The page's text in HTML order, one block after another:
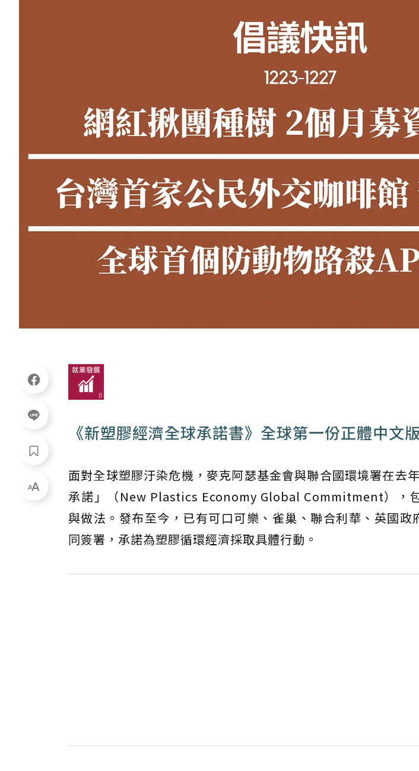
《新塑膠經濟全球承諾書》全球第一份正體中文
面對全球塑膠汙染危機，麥克阿瑟基金會與聯合國環境署在去
承諾」（New Plastics Economy Global Commitment），
與做法。發布至今，已有可口可樂、雀巢、聯合利華、英國政
同簽署，承諾為塑膠循環經濟採取具體行動。